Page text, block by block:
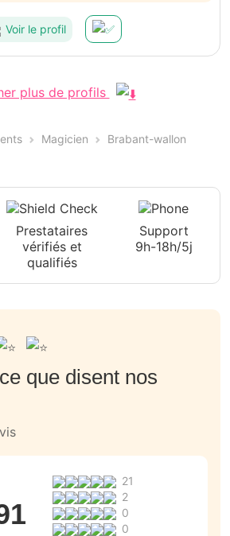
Voir le profil
plus de profils
Magicien
Brabant-wallon
Prestataires
vérifiés et
qualifiés
Support
9h-18h/5j
que disent nos
21
2
0
0